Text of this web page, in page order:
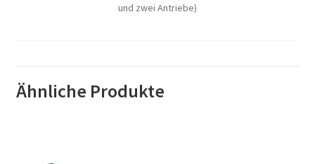
und zwei Antriebe)
Ähnliche Produkte